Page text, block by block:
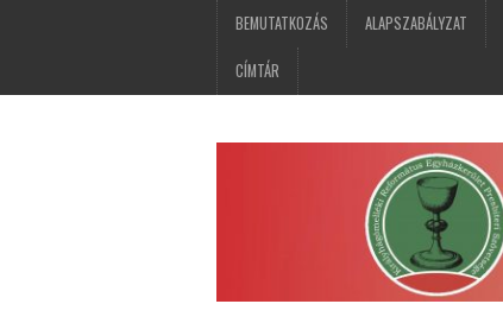
BEMUTATKOZÁS ALAPSZABÁLYZAT
CÍMTÁR